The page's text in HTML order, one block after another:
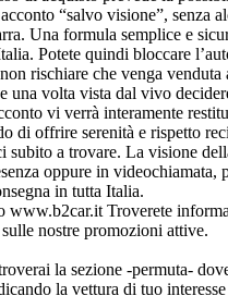
“salvo visione”, senza
Una formula semplice e
Potete quindi bloccare
rischiare che venga
una volta vista dal vivo
vi verrà interamente
di offrire serenità e rispetto
subito a trovare. La visione
oppure in videochiamata,
in tutta Italia.
www.b2car.it Troverete
nostre promozioni attive.
la sezione -permuta-
la vettura di tuo interesse